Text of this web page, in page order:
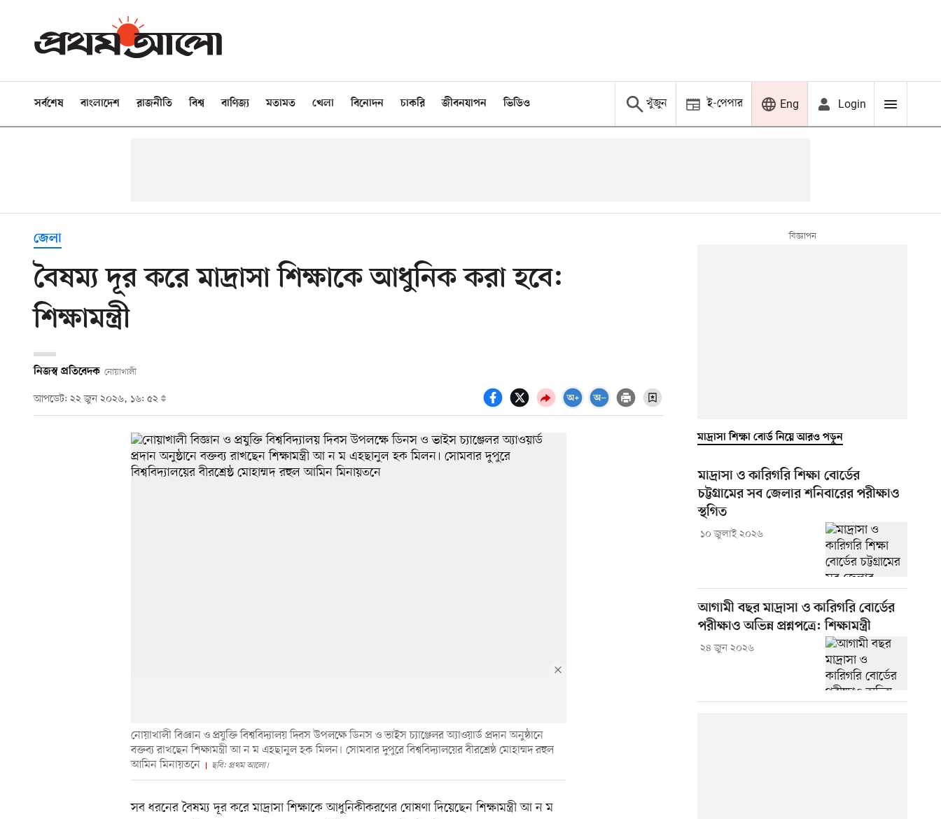
সর্বশেষ বাংলাদেশ রাজনীতি বিশ্ব বাণিজ্য মতামত খেলা বিনোদন চাকরি জীবনযাপন ভিডিও খুঁজুন ই-পেপার Eng Login
জেলা
বৈষম্য দূর করে মাদ্রাসা শিক্ষাকে আধুনিক করা হবে:
শিক্ষামন্ত্রী
নিজস্ব প্রতিবেদক নোয়াখালী
আপডেট: ২২ জুন ২০২৬, ১৬: ৫২
নোয়াখালী বিজ্ঞান ও প্রযুক্তি বিশ্ববিদ্যালয় দিবস উপলক্ষে ডিনস ও ভাইস চ্যাঞ্জেলর অ্যাওয়ার্ড প্রদান অনুষ্ঠানে
বক্তব্য রাখছেন শিক্ষামন্ত্রী আ ন ম এহছানুল হক মিলন। সোমবার দুপুরে বিশ্ববিদ্যালয়ের বীরশ্রেষ্ঠ মোহাম্মদ রহুল
আমিন মিনায়তনে
ছবি: প্রথম আলো।
সব ধরনের বৈষম্য দূর করে মাদ্রাসা শিক্ষাকে আধুনিকীকরণের ঘোষণা দিয়েছেন শিক্ষামন্ত্রী আ ন ম
মাদ্রাসা শিক্ষা বোর্ড নিয়ে আরও পড়ুন
মাদ্রাসা ও কারিগরি শিক্ষা বোর্ডের
চট্টগ্রামের সব জেলার শনিবারের পরীক্ষাও
স্থগিত
১০ জুলাই ২০২৬
আগামী বছর মাদ্রাসা ও কারিগরি বোর্ডের
পরীক্ষাও অভিন্ন প্রশ্নপত্রে: শিক্ষামন্ত্রী
২৪ জুন ২০২৬